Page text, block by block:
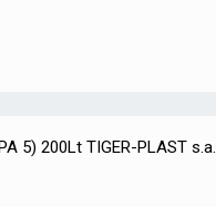
5) 200Lt TIGER-PLAST s.a.